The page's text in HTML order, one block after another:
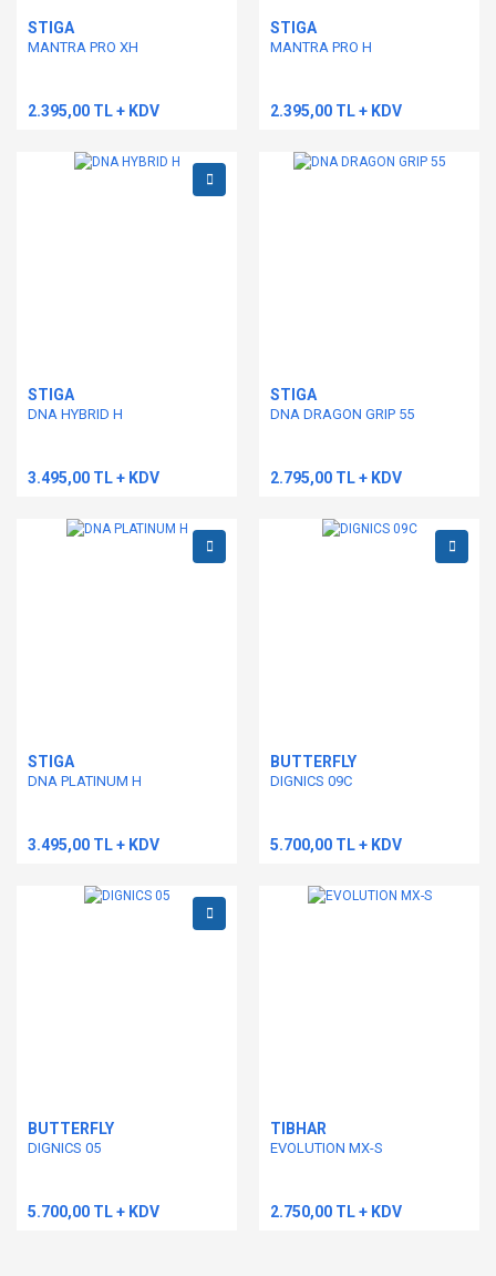
STIGA
MANTRA PRO XH
2.395,00 TL + KDV
STIGA
MANTRA PRO H
2.395,00 TL + KDV
STIGA
DNA HYBRID H
3.495,00 TL + KDV
STIGA
DNA DRAGON GRIP 55
2.795,00 TL + KDV
STIGA
DNA PLATINUM H
3.495,00 TL + KDV
BUTTERFLY
DIGNICS 09C
5.700,00 TL + KDV
BUTTERFLY
DIGNICS 05
5.700,00 TL + KDV
TIBHAR
EVOLUTION MX-S
2.750,00 TL + KDV